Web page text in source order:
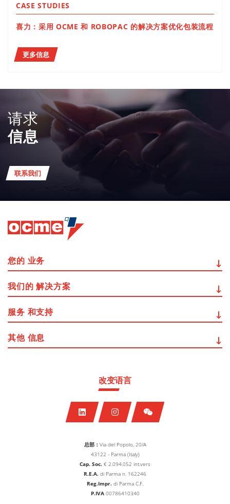
CASE STUDIES
喜力：采用 OCME 和 ROBOPAC 的解决方案优化包装流程
更多信息
请求
信息
联系我们
总部： Via del Popolo, 20/A
43122 - Parma (Italy)
Cap. Soc. € 2.094.052 int.vers
R.E.A. di Parma n. 162246
Reg.Impr. di Parma C.F.
P.IVA00786410340
改变语言
您的 业务
我们的 解决方案
服务 和支持
其他 信息